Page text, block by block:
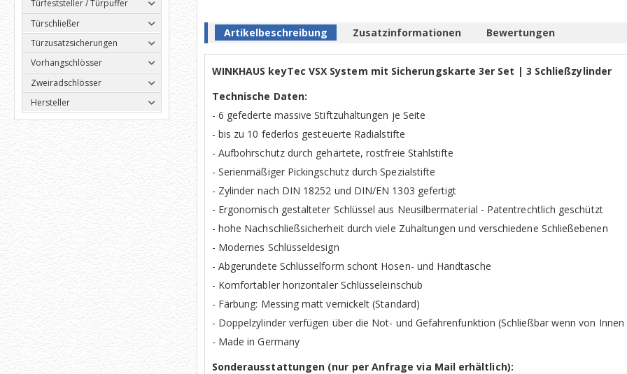
Artikelbeschreibung
WINKHAUS keyTec VSX System mit Sicherungskarte 3er Set | 3 Schließzylinder
Technische Daten:
- 6 gefederte massive Stiftzuhaltungen je Seite
- bis zu 10 federlos gesteuerte Radialstifte
- Aufbohrschutz durch gehärtete, rostfreie Stahlstifte
- Serienmäßiger Pickingschutz durch Spezialstifte
- Zylinder nach DIN 18252 und DIN/EN 1303 gefertigt
- Ergonomisch gestalteter Schlüssel aus Neusilbermaterial - Patentrechtlich geschützt
- hohe Nachschließsicherheit durch viele Zuhaltungen und verschiedene Schließebenen
- Modernes Schlüsseldesign
- Abgerundete Schlüsselform schont Hosen- und Handtasche
- Komfortabler horizontaler Schlüsseleinschub
- Färbung: Messing matt vernickelt (Standard)
- Doppelzylinder verfügen über die Not- und Gefahrenfunktion (Schließbar wenn von
- Made in Germany
Sonderausstattungen (nur per Anfrage via Mail erhältlich):
Zusatzinformationen Bewertungen
Türfeststeller / Türpuffer
Türschließer
Türzusatzsicherungen
Vorhangschlösser
Zweiradschlösser
Hersteller